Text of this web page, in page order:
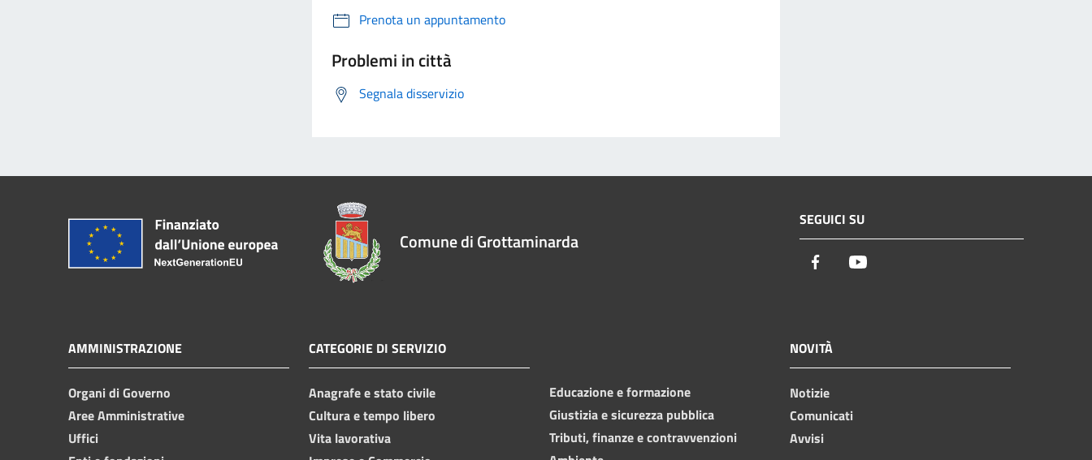
Prenota un appuntamento
Problemi in città
Segnala disservizio
Comune di Grottaminarda
SEGUICI SU
Facebook
AMMINISTRAZIONE
Organi di Governo
Aree Amministrative
Uffici
CATEGORIE DI SERVIZIO
Anagrafe e stato civile
Cultura e tempo libero
Vita lavorativa
Educazione e formazione
Giustizia e sicurezza pubblica
Tributi, finanze e contravvenzioni
NOVITÀ
Notizie
Comunicati
Avvisi